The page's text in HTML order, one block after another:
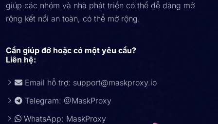
giúp các nhóm và nhà phát triển có thể dễ dàng mở
rộng kết nối an toàn, có thể mở rộng.
Cần giúp đỡ hoặc có một yêu cầu?
Liên hệ:
Email hỗ trợ: support@maskproxy.io
Telegram: @MaskProxy
WhatsApp: MaskProxy